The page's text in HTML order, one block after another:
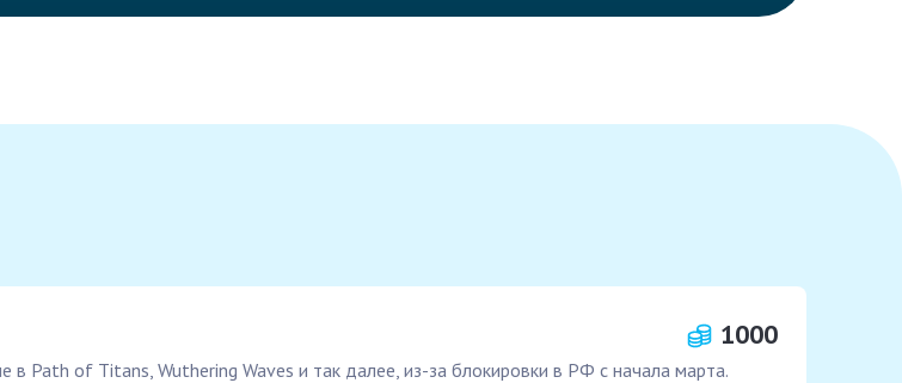
1000
Path of Titans, Wuthering Waves и так далее, из-за блокировки в РФ с начала марта.